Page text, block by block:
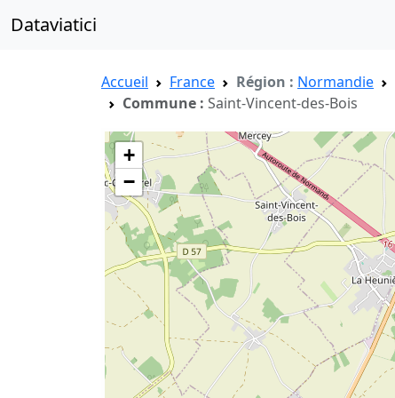
Dataviatici
Accueil France Région : Normandie
Commune : Saint-Vincent-des-Bois
+
−